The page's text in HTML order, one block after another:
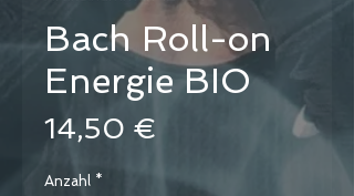
Bach Roll-on
Energie BIO
14,50 €
Anzahl *